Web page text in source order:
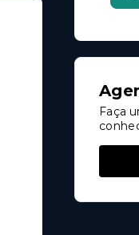
Faça